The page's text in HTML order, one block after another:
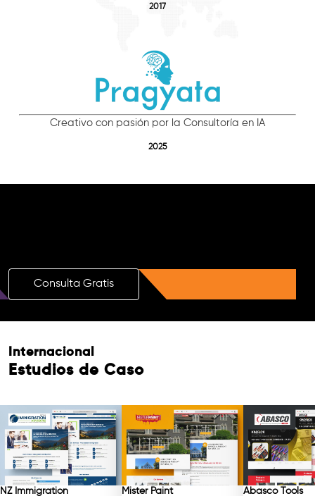
2017
Creativo con pasión por la Consultoría en IA
2025
Consulta Gratis
Internacional
Estudios de Caso
NZ Immigration Mister Paint Abasco Tools